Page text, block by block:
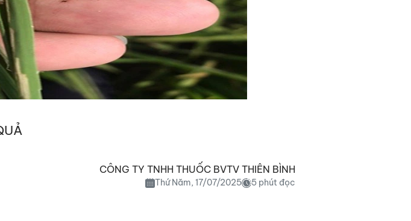
CÔNG TY TNHH THUỐC BVTV THIÊN BÌNH
Thứ Năm, 17/07/2025 5 phút đọc